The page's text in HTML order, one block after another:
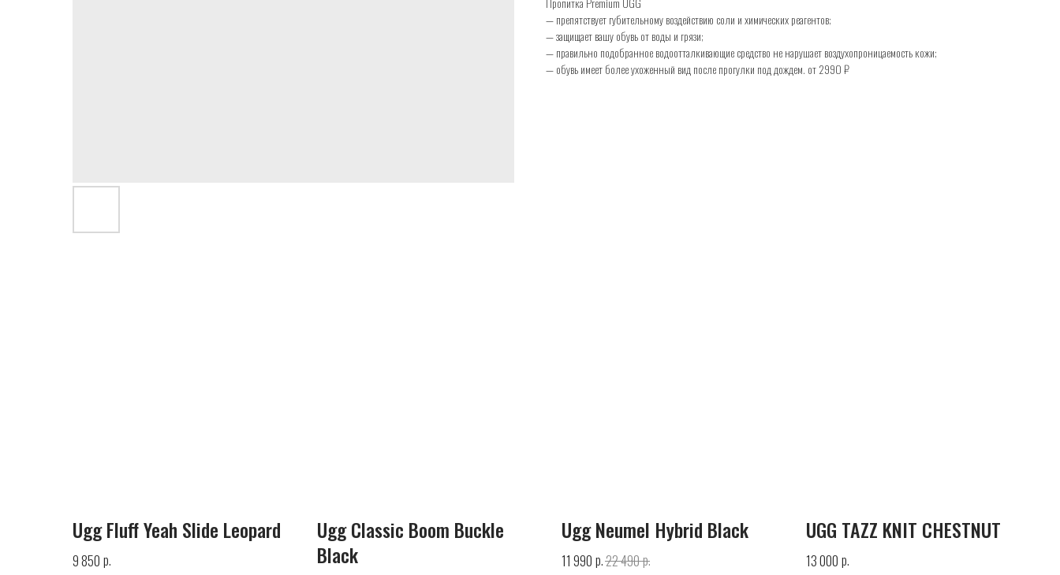
— препятствует губительному воздействию соли и химических реагентов;
— защищает вашу обувь от воды и грязи;
— правильно подобранное водоотталкивающие средство не нарушает воздухопроницаемость кожи;
— обувь имеет более ухоженный вид после прогулки под дождем. от 2990 ₽
Ugg Fluff Yeah Slide Leopard
9 850 р.
Ugg Classic Boom Buckle
Black
Ugg Neumel Hybrid Black
11 990 р.22 490р.
UGG TAZZ KNIT CHESTNUT
13 000 р.